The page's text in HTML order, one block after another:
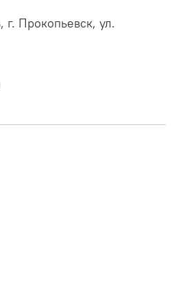
г. Прокопьевск, ул.